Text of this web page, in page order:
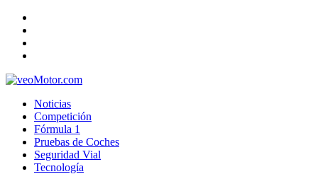
Noticias
Competición
Fórmula 1
Pruebas de Coches
Seguridad Vial
Tecnología